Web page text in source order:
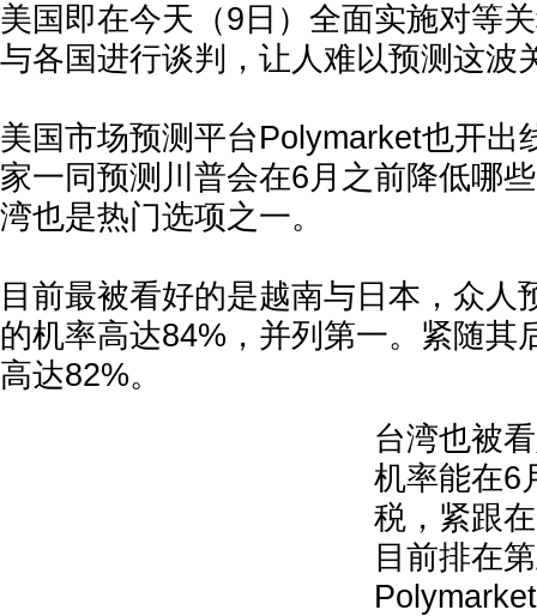
美国即在今天（9日）全面实施对等
与各国进行谈判，让人难以预测这波
美国市场预测平台Polymarket也开出
家一同预测川普会在6月之前降低哪
湾也是热门选项之一。
目前最被看好的是越南与日本，众人
的机率高达84%，并列第一。紧随其
高达82%。
台湾也被
机率能在6
税，紧跟
目前排在